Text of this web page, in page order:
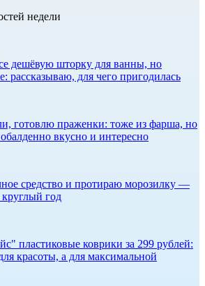
недели
дешёвую шторку для ванны, но
рассказываю, для чего пригодилась
готовлю праженки: тоже из фарша, но
вкусно и интересно
средство и протираю морозилку —
круглый год
пластиковые коврики за 299 рублей:
красоты, а для максимальной